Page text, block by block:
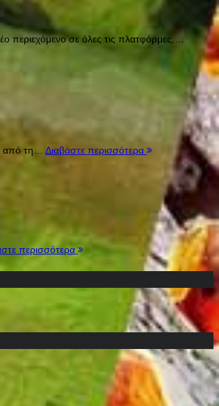
περιεχόμενο σε όλες τις πλατφόρμες,…
από τη… Διαβάστε περισσότερα
περισσότερα